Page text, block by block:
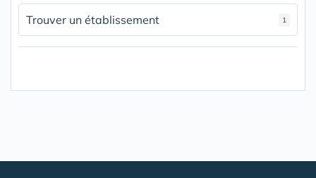
Trouver un établissement 1